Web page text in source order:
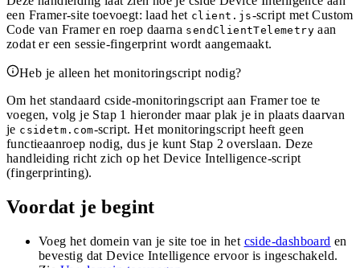
een Framer-site toevoegt: laad het client.js-script met Custom
Code van Framer en roep daarna sendClientTelemetry aan
zodat er een sessie-fingerprint wordt aangemaakt.
Heb je alleen het monitoringscript nodig?
Om het standaard cside-monitoringscript aan Framer toe te
voegen, volg je Stap 1 hieronder maar plak je in plaats daarvan
je csidetm.com-script. Het monitoringscript heeft geen
functieaanroep nodig, dus je kunt Stap 2 overslaan. Deze
handleiding richt zich op het Device Intelligence-script
(fingerprinting).
Voordat je begint
Voeg het domein van je site toe in het cside-dashboard en
bevestig dat Device Intelligence ervoor is ingeschakeld.